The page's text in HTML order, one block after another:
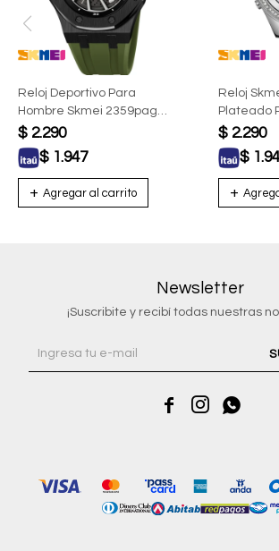
Reloj Deportivo Para
Hombre Skmei 2359pag
Color Verde
$ 2.290
$ 1.947
Reloj
Plateado
$ 2.290
$
Newsletter
¡Suscribite y recibí todas nuestras
  